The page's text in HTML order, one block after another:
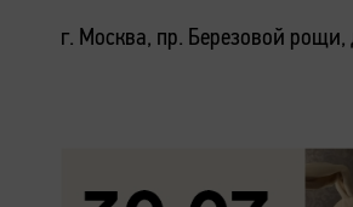
г. Москва, пр. Березовой рощи,